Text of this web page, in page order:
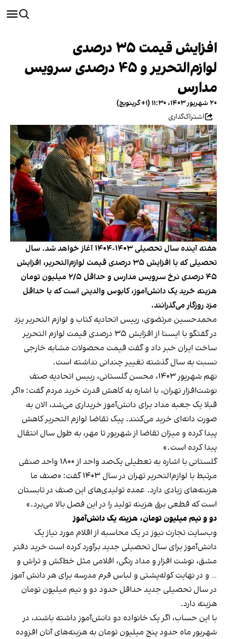
افزایش قیمت ۳۵ درصدی
لوازم‌التحریر و ۴۵ درصدی سرویس
مدارس
۲۰ شهریور ۱۴۰۳، ۱۱:۳۰ (‎+۱ گرینویچ)
اشتراک‌گذاری
هفته آینده سال تحصیلی ۱۴۰۳-۱۴۰۴ آغاز خواهد شد. سال
تحصیلی که با افزایش ۳۵ درصدی قیمت لوازم‌التحریر، افزایش
۴۵ درصدی نرخ سرویس مدارس و حداقل ۲/۵ میلیون تومان
هزینه خرید یک دانش‌آموز، کابوس والدینی است که با حداقل
مزد روزگار می‌گذرانند.
محمدحسین مرتضوی، رییس اتحادیه کتاب و لوازم التحریر یزد
در گفتگو با ایسنا از افزایش ۳۵ درصدی قیمت لوازم التحریر
ساخت ایران خبر داد و گفت قیمت محصولات مشابه خارجی
نسبت به سال گذشته تغییر چندانی نداشته است.
نهم شهریور ۱۴۰۳، محسن گلستانی، رییس اتحادیه صنف
نوشت‌افزار تهران، با اشاره به کاهش قدرت خرید مردم گفت: «اگر
قبلا یک جعبه مداد برای دانش‌آموز خریداری می‌شد، الان به
صورت دانه‌ای خرید می‌کنند. پیک تقاضا لوازم التحریر کاهش
پیدا کرده و میزان تقاضا از شهریور تا مهر، به طول سال انتقال
پیدا کرده است.»
گلستانی با اشاره به تعطیلی یک‌صد واحد از ۱۸۰۰ واحد صنفی
مرتبط با لوازم‌التحریر تهران در سال ۱۴۰۳ گفت: «صنف ما
هزینه‌های زیادی دارد. عمده تولیدی‌های این صنف در تابستان
است که قطعی برق هزینه تولید را در این فصل بالا می‌برد.»
دو و نیم میلیون تومان، هزینه یک دانش‌آموز
وب‌سایت تجارت نیوز در یک محاسبه از اقلام مورد نیاز یک
دانش‌آموز برای سال تحصیلی جدید برآورد کرده است خرید دفتر
مشق، نوشت افزار و مداد رنگی، اقلامی مثل خط‌کش و تراش و
… و در نهایت کوله‌پشتی و لباس فرم مدرسه برای هر دانش آموز
در سال تحصیلی جدید حداقل حدود دو و نیم میلیون تومان
هزینه دارد.
با این حساب، اگر یک خانواده دو دانش‌آموز داشته باشند، در
شهریور ماه حدود پنج میلیون تومان به هزینه‌های آنان افزوده